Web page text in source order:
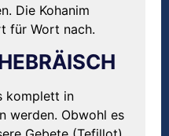
Die Kohanim
für Wort nach.
komplett in
werden. Obwohl es